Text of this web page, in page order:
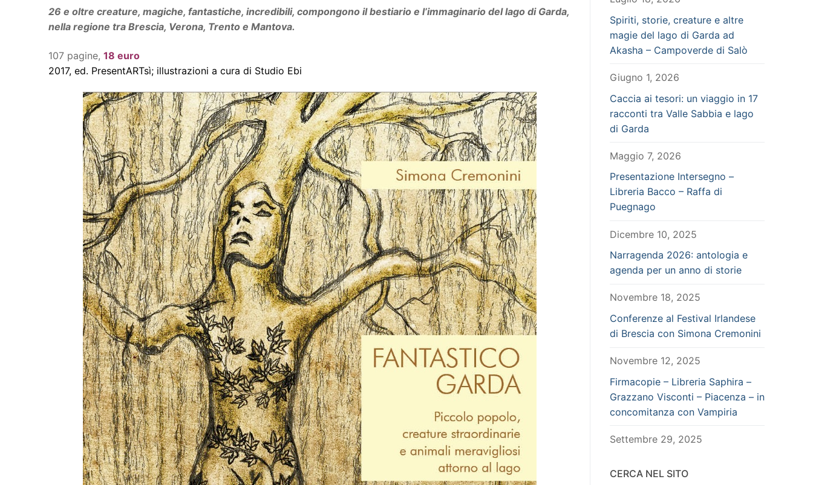
26 e oltre creature, magiche, fantastiche, incredibili, compongono il bestiario e l’immaginario del lago di Garda,
nella regione tra Brescia, Verona, Trento e Mantova.
107 pagine, 18 euro
2017, ed. PresentARTsì; illustrazioni a cura di Studio Ebi
Spiriti, storie, creature e altre
magie del lago di Garda ad
Akasha – Campoverde di Salò
Giugno 1, 2026
Caccia ai tesori: un viaggio in 17
racconti tra Valle Sabbia e lago
di Garda
Maggio 7, 2026
Presentazione Intersegno –
Libreria Bacco – Raffa di
Puegnago
Dicembre 10, 2025
Narragenda 2026: antologia e
agenda per un anno di storie
Novembre 18, 2025
Conferenze al Festival Irlandese
di Brescia con Simona Cremonini
Novembre 12, 2025
Firmacopie – Libreria Saphira –
Grazzano Visconti – Piacenza – in
concomitanza con Vampiria
Settembre 29, 2025
CERCA NEL SITO